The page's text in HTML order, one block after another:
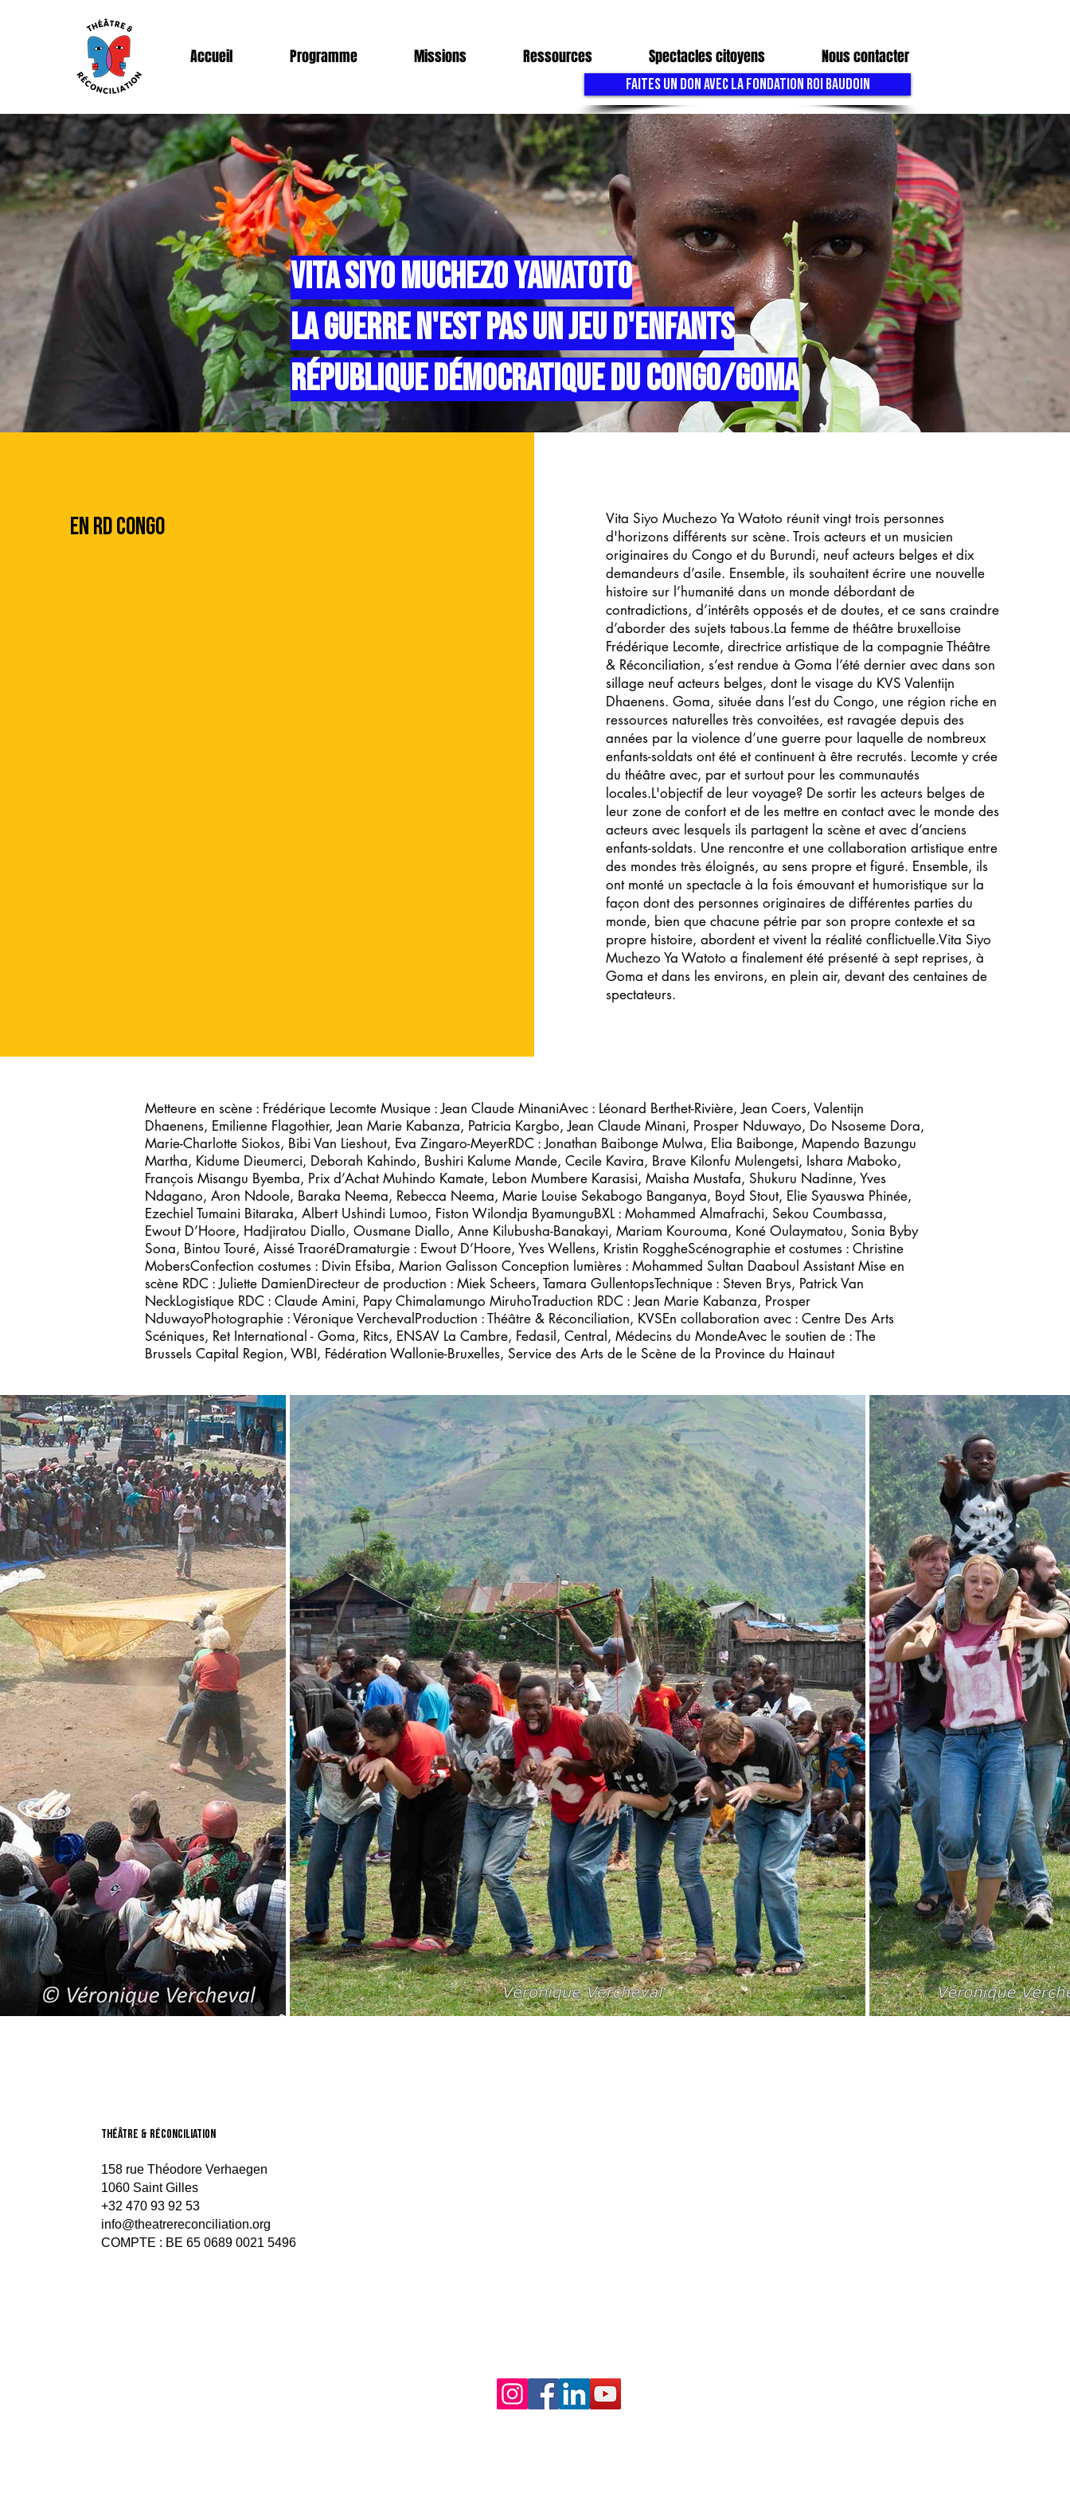
Accueil Programme Missions Ressources Spectacles citoyens Nous contacter
FAITES UN DON AVEC LA FONDATION ROI BAUDOIN
En RD CONGO
Vita Siyo Muchezo Ya Watoto réunit vingt trois personnes
d'horizons différents sur scène. Trois acteurs et un musicien
originaires du Congo et du Burundi, neuf acteurs belges et dix
demandeurs d’asile. Ensemble, ils souhaitent écrire une nouvelle
histoire sur l’humanité dans un monde débordant de
contradictions, d’intérêts opposés et de doutes, et ce sans craindre
d’aborder des sujets tabous.La femme de théâtre bruxelloise
Frédérique Lecomte, directrice artistique de la compagnie Théâtre
& Réconciliation, s’est rendue à Goma l’été dernier avec dans son
sillage neuf acteurs belges, dont le visage du KVS Valentijn
Dhaenens. Goma, située dans l’est du Congo, une région riche en
ressources naturelles très convoitées, est ravagée depuis des
années par la violence d’une guerre pour laquelle de nombreux
enfants-soldats ont été et continuent à être recrutés. Lecomte y crée
du théâtre avec, par et surtout pour les communautés
locales.L'objectif de leur voyage? De sortir les acteurs belges de
leur zone de confort et de les mettre en contact avec le monde des
acteurs avec lesquels ils partagent la scène et avec d’anciens
enfants-soldats. Une rencontre et une collaboration artistique entre
des mondes très éloignés, au sens propre et figuré. Ensemble, ils
ont monté un spectacle à la fois émouvant et humoristique sur la
façon dont des personnes originaires de différentes parties du
monde, bien que chacune pétrie par son propre contexte et sa
propre histoire, abordent et vivent la réalité conflictuelle.Vita Siyo
Muchezo Ya Watoto a finalement été présenté à sept reprises, à
Goma et dans les environs, en plein air, devant des centaines de
spectateurs.
vita siyo muchezo yawatoto
la guerre n'est pas un jeu d'enfants
RÉPUBLIQUE DÉMOCRATIQUE DU CONGO/GOMA
Metteure en scène : Frédérique Lecomte Musique : Jean Claude MinaniAvec : Léonard Berthet-Rivière, Jean Coers, Valentijn
Dhaenens, Emilienne Flagothier, Jean Marie Kabanza, Patricia Kargbo, Jean Claude Minani, Prosper Nduwayo, Do Nsoseme Dora,
Marie-Charlotte Siokos, Bibi Van Lieshout, Eva Zingaro-MeyerRDC : Jonathan Baibonge Mulwa, Elia Baibonge, Mapendo Bazungu
Martha, Kidume Dieumerci, Deborah Kahindo, Bushiri Kalume Mande, Cecile Kavira, Brave Kilonfu Mulengetsi, Ishara Maboko,
François Misangu Byemba, Prix d’Achat Muhindo Kamate, Lebon Mumbere Karasisi, Maisha Mustafa, Shukuru Nadinne, Yves
Ndagano, Aron Ndoole, Baraka Neema, Rebecca Neema, Marie Louise Sekabogo Banganya, Boyd Stout, Elie Syauswa Phinée,
Ezechiel Tumaini Bitaraka, Albert Ushindi Lumoo, Fiston Wilondja ByamunguBXL : Mohammed Almafrachi, Sekou Coumbassa,
Ewout D’Hoore, Hadjiratou Diallo, Ousmane Diallo, Anne Kilubusha-Banakayi, Mariam Kourouma, Koné Oulaymatou, Sonia Byby
Sona, Bintou Touré, Aissé TraoréDramaturgie : Ewout D’Hoore, Yves Wellens, Kristin RoggheScénographie et costumes : Christine
MobersConfection costumes : Divin Efsiba, Marion Galisson Conception lumières : Mohammed Sultan Daaboul Assistant Mise en
scène RDC : Juliette DamienDirecteur de production : Miek Scheers, Tamara GullentopsTechnique : Steven Brys, Patrick Van
NeckLogistique RDC : Claude Amini, Papy Chimalamungo MiruhoTraduction RDC : Jean Marie Kabanza, Prosper
NduwayoPhotographie : Véronique VerchevalProduction : Théâtre & Réconciliation, KVSEn collaboration avec : Centre Des Arts
Scéniques, Ret International - Goma, Ritcs, ENSAV La Cambre, Fedasil, Central, Médecins du MondeAvec le soutien de : The
Brussels Capital Region, WBI, Fédération Wallonie-Bruxelles, Service des Arts de le Scène de la Province du Hainaut
théâtre & Réconciliation
158 rue Théodore Verhaegen
1060 Saint Gilles
+32 470 93 92 53
info@theatrereconciliation.org
COMPTE : BE 65 0689 0021 5496